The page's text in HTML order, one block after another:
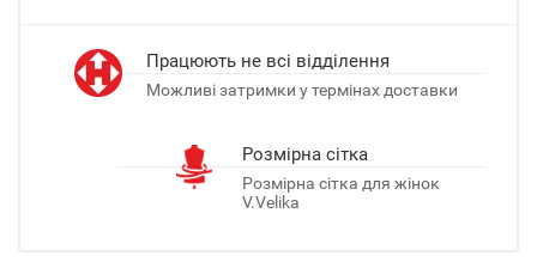
Працюють не всі відділення
Можливі затримки у термінах доставки
Розмірна сітка
Розмірна сітка для жінок
V.Velika